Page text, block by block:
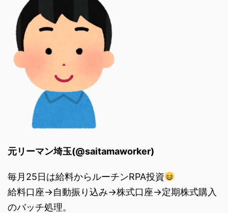
元リーマン埼玉(@saitamaworker)
毎月25日は給料からルーチンRPA投資
給料口座→自動振り込み→株式口座→定期株式購入
のバッチ処理。